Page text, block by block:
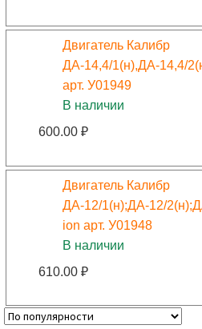
Двигатель Калибр
ДА-14,4/1(н),ДА-14,4/
арт. У01949
В наличии
600.00 ₽
Двигатель Калибр
ДА-12/1(н);ДА-12/
ion арт. У01948
В наличии
610.00 ₽